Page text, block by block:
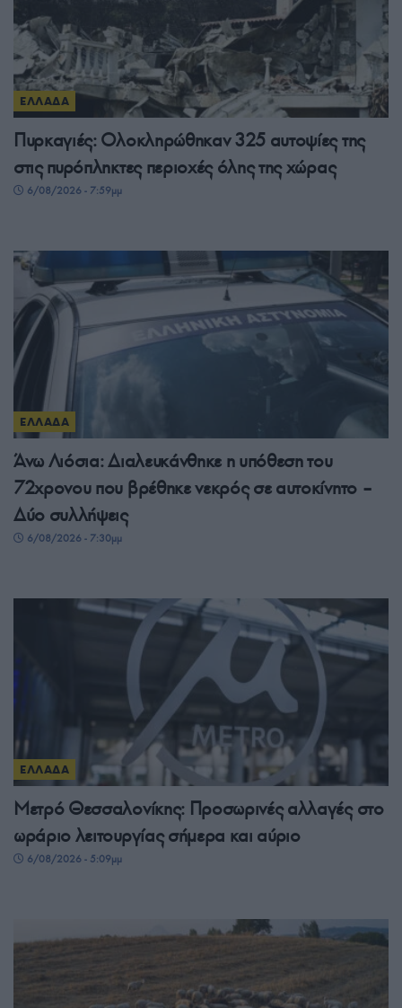
ΕΛΛΑΔΑ
Πυρκαγιές: Ολοκληρώθηκαν 325 αυτοψίες της
στις πυρόπληκτες περιοχές όλης της χώρας
6/08/2026 - 7:59μμ
ΕΛΛΑΔΑ
Άνω Λιόσια: Διαλευκάνθηκε η υπόθεση του
72χρονου που βρέθηκε νεκρός σε αυτοκίνητο –
Δύο συλλήψεις
6/08/2026 - 7:30μμ
ΕΛΛΑΔΑ
Μετρό Θεσσαλονίκης: Προσωρινές αλλαγές στο
ωράριο λειτουργίας σήμερα και αύριο
6/08/2026 - 5:09μμ